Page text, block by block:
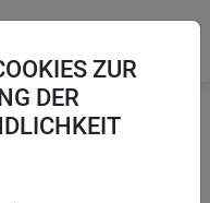
ZUR
DER